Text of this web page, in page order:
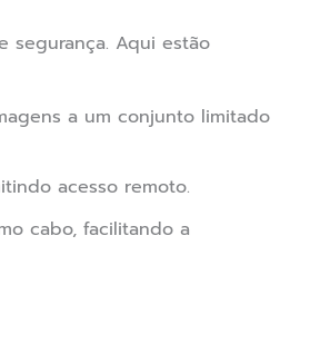
segurança. Aqui estão
a um conjunto limitado
acesso remoto.
cabo, facilitando a